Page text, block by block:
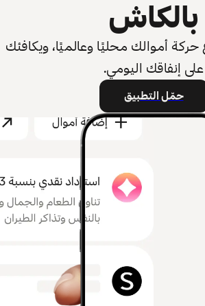
بالكاش
أموالك محليًا وعالميًا، ويكافئك
على إنفاقك اليومي.
حمّل التطبيق